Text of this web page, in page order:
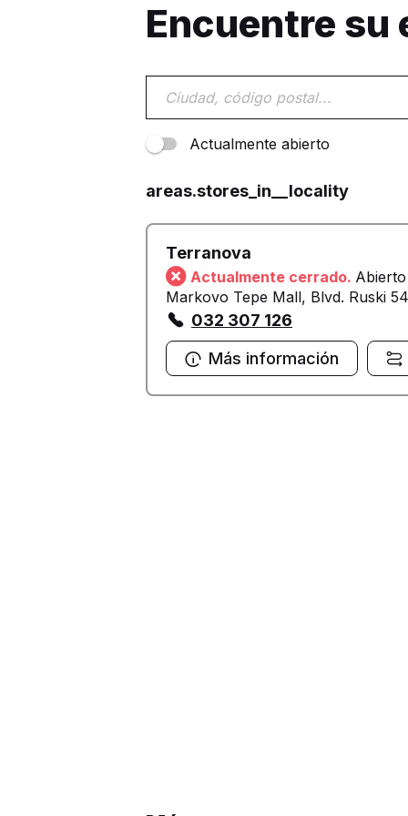
Encuentre su
Actualmente abierto
areas.stores_in__locality
Terranova
Actualmente cerrado.
Markovo Tepe Mall, Blvd. Ruski
032 307 126
Más información